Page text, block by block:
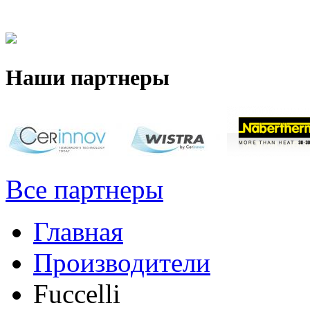
Наши партнеры
Все партнеры
Главная
Производители
Fuccelli